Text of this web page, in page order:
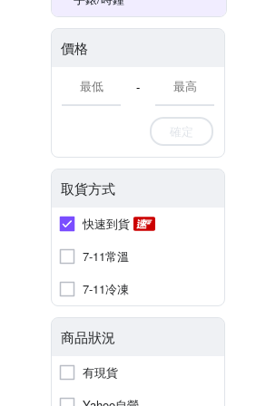
價格
-
確定
取貨方式
快速到貨
7-11常溫
7-11冷凍
商品狀況
有現貨